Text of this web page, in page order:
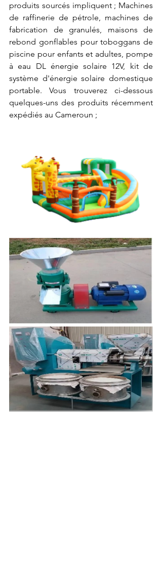
produits sourcés impliquent ; Machines
de raffinerie de pétrole, machines de
fabrication de granulés, maisons de
rebond gonflables pour toboggans de
piscine pour enfants et adultes, pompe
à eau DL énergie solaire 12V, kit de
système d'énergie solaire domestique
portable. Vous trouverez ci-dessous
quelques-uns des produits récemment
expédiés au Cameroun ;